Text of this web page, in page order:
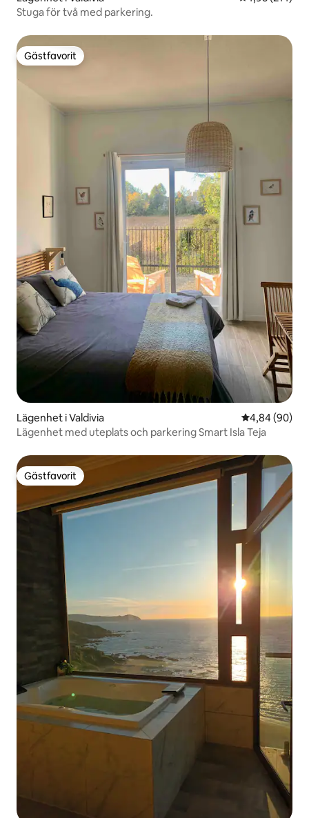
Stuga för två med parkering.
Gästfavorit
Gästfavorit
Lägenhet i Valdivia 4,84 av 5 i
4,84 (90)
Lägenhet med uteplats och parkering Smart Isla Teja
Gästfavorit
Gästfavorit